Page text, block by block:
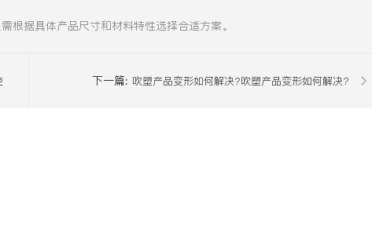
根据具体产品尺寸和材料特性选择合适方案。
下一篇: 吹塑产品变形如何解决?吹塑产品变形如何解决?